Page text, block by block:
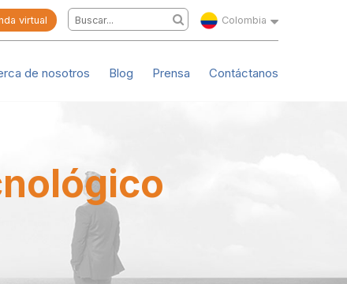
virtual Colombia
de nosotros Blog Prensa Contáctanos